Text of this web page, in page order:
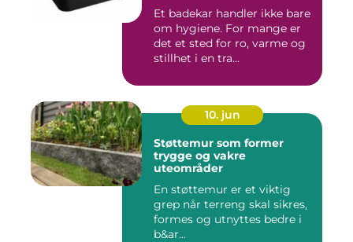
Et badekar handler ikke bare
om hygiene. For mange er
det et sted for ro, varme og
stillhet i en tra...
10. jun
Støttemur som former
trygge og vakre
uteområder
En støttemur er et viktig
grep når terreng skal sikres,
formes og utnyttes bedre i
b&ar...